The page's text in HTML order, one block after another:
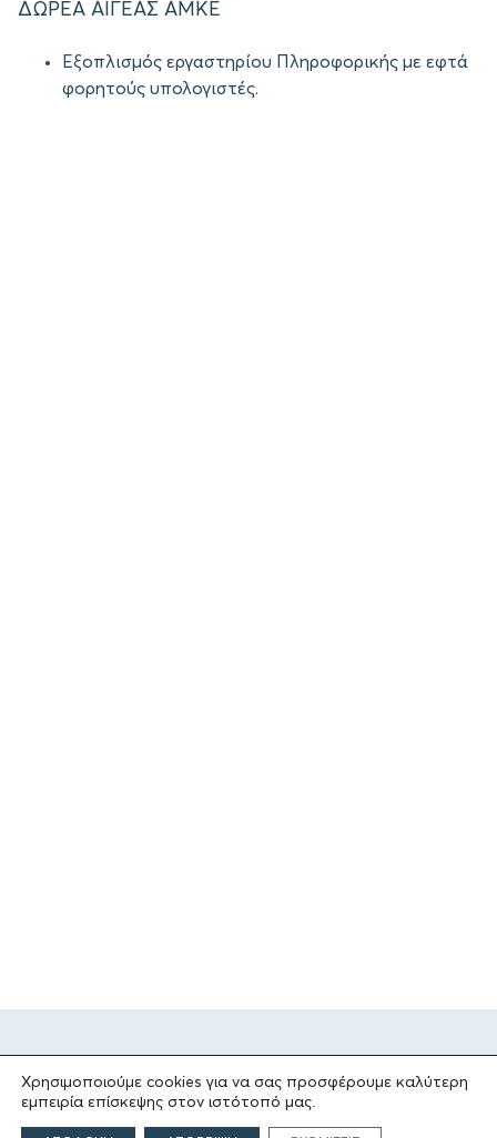
ΔΩΡΕΑ ΑΙΓΕΑΣ ΑΜΚΕ
Εξοπλισμός εργαστηρίου Πληροφορικής με εφτά
φορητούς υπολογιστές.
Χρησιμοποιούμε cookies για να σας προσφέρουμε καλύτερη
εμπειρία επίσκεψης στον ιστότοπό μας.